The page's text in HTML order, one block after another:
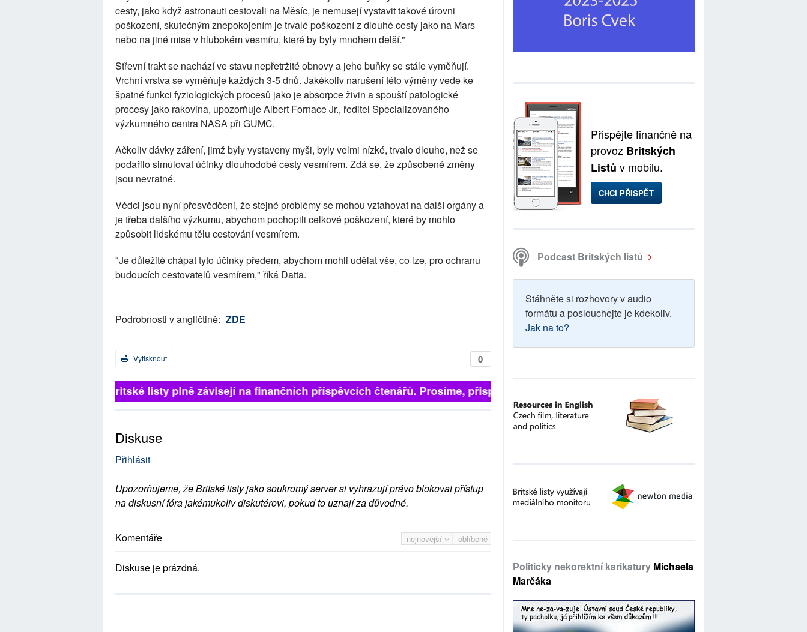
cesty, jako když astronauti cestovali na Měsíc, je nemusejí vystavit takové úrovni
poškození, skutečným znepokojením je trvalé poškození z dlouhé cesty jako na Mars
nebo na jiné mise v hlubokém vesmíru, které by byly mnohem delší."
Střevní trakt se nachází ve stavu nepřetržité obnovy a jeho buňky se stále vyměňují.
Vrchní vrstva se vyměňuje každých 3-5 dnů. Jakékoliv narušení této výměny vede ke
špatné funkci fyziologických procesů jako je absorpce živin a spouští patologické
procesy jako rakovina, upozorňuje Albert Fornace Jr., ředitel Specializovaného
výzkumného centra NASA při GUMC.
Ačkoliv dávky záření, jimž byly vystaveny myši, byly velmi nízké, trvalo dlouho, než se
podařilo simulovat účinky dlouhodobé cesty vesmírem. Zdá se, že způsobené změny
jsou nevratné.
Vědci jsou nyní přesvědčeni, že stejné problémy se mohou vztahovat na další orgány a
je třeba dalšího výzkumu, abychom pochopili celkové poškození, které by mohlo
způsobit lidskému tělu cestování vesmírem.
"Je důležité chápat tyto účinky předem, abychom mohli udělat vše, co lze, pro ochranu
budoucích cestovatelů vesmírem," říká Datta.
Podrobnosti v angličtině: ZDE
0
Vytisknout
Britské listy plně závisejí na finančních příspěvcích čtenářů. Prosíme, přispějte. ➥
Diskuse
Přihlásit
Upozorňujeme, že Britské listy jako soukromý server si vyhrazují právo blokovat přístup
na diskusní fóra jakémukoliv diskutérovi, pokud to uznají za důvodné.
nejnovější oblíbené
Komentáře
Diskuse je prázdná.
Přispějte finančně na
provoz Britských
Listů v mobilu.
CHCI PŘISPĚT
Podcast Britských listů
Stáhněte si rozhovory v audio
formátu a poslouchejte je kdekoliv.
Jak na to?
Politicky nekorektní karikatury Michaela
Marčáka